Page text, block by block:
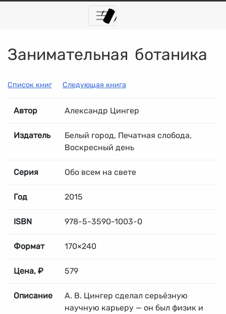
Занимательная ботаника
Список книг Следующая книга
Автор Александр Цингер
Издатель
Белый город, Печатная слобода,
Воскресный день
Серия Обо всем на свете
Год 2015
ISBN 978-5-3590-1003-0
Формат 170×240
Цена, ₽ 579
Описание
А. В. Цингер сделал серьёзную
научную карьеру — он был физик и